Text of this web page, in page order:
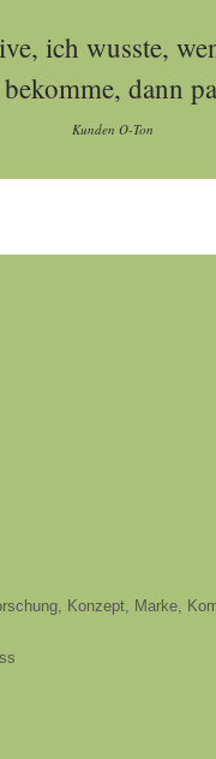
ich wusste,
dann
Kunden O-Ton
Konzept, Marke,